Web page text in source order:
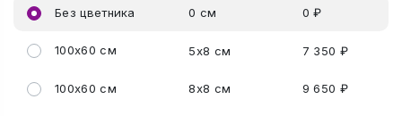
Без цветника 0 см 0 ₽
100x60 см 5x8 см 7 350 ₽
100x60 см 8x8 см 9 650 ₽